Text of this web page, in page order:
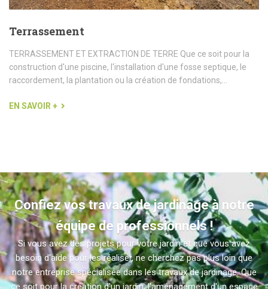
Terrassement
TERRASSEMENT ET EXTRACTION DE TERRE Que ce soit pour la
construction d'une piscine, l'installation d'une fosse septique, le
raccordement, la plantation ou la création de fondations,...
EN SAVOIR +
Confiez vos travaux de jardinage à notre
équipe de professionnels !
Si vous avez des projets pour votre jardin et que vous avez
besoin d'aide pour les réaliser, ne cherchez pas plus loin que
notre entreprise spécialisée dans les travaux de jardinage. Que
ce soit pour la création d'un jardin, l'aménagement d'un espace